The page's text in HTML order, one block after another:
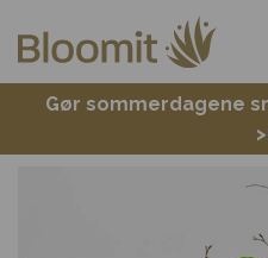
Gør sommerdagene